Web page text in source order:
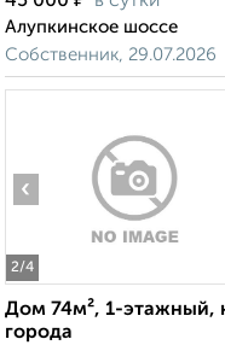
Алупкинское шоссе
Собственник, 29.07.2026
2/4
‹
Дом 74м², 1-этажный,
города